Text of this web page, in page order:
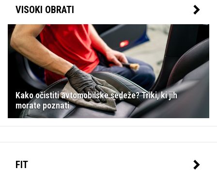
VISOKI OBRATI
Kako očistiti avtomobilske sedeže? Triki, ki jih
morate poznati
FIT